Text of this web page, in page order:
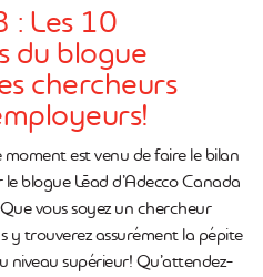
: Les 10
du blogue
chercheurs
est venu de faire le bilan
blogue Lēad d’Adecco Canada
vous soyez un chercheur
y trouverez assurément la pépite
niveau supérieur! Qu’attendez-